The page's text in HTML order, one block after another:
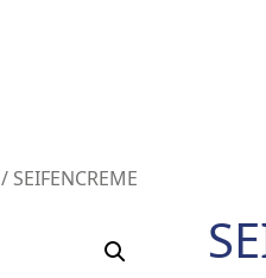
/ SEIFENCREME